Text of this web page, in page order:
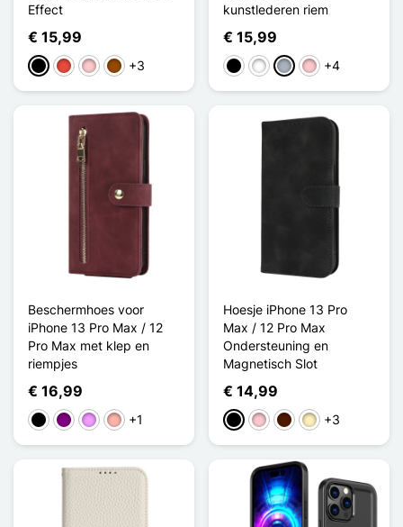
Effect
€ 15,99
ZwartRoodRozeBruin+3
kunstlederen riem
€ 15,99
ZwartWit GrijsRoze+4
Beschermhoes voor
iPhone 13 Pro Max / 12
Pro Max met klep en
riempjes
€ 16,99
ZwartPurperLicht Violet
Rose Goud
+1
Hoesje iPhone 13 Pro
Max / 12 Pro Max
Ondersteuning en
Magnetisch Slot
€ 14,99
ZwartRozeDonkerbruin
Lichtbruin
+3